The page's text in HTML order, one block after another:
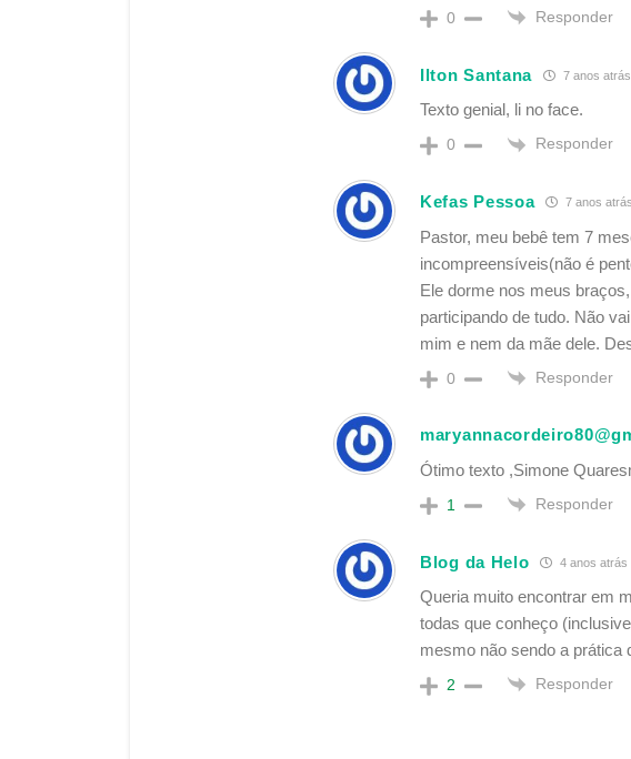
0 Responder
Ilton Santana 7 anos atrás
Texto genial, li no face.
0 Responder
Kefas Pessoa 7 anos atrás
Pastor, meu bebê tem 7
incompreensíveis(não é
Ele dorme nos meus
participando de tudo. Não
mim e nem da mãe dele.
0 Responder
Ótimo texto ,Simone
1 Responder
Blog da Helo 4 anos atrás
Queria muito encontrar em
todas que conheço
mesmo não sendo a prática
2 Responder